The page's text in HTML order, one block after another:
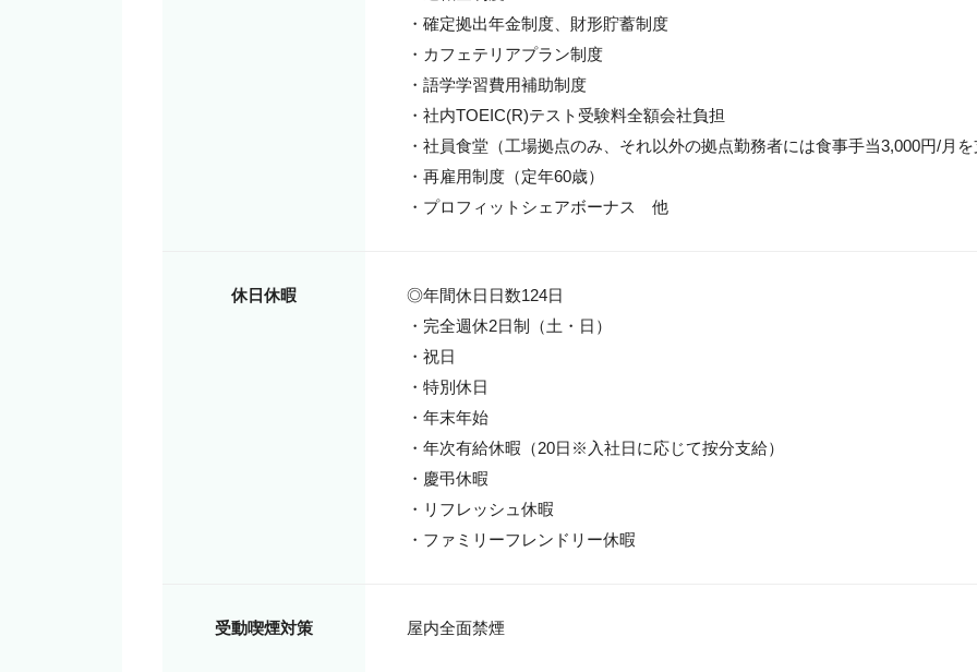
・確定拠出年金制度、財形貯蓄制度
・カフェテリアプラン制度
・語学学習費用補助制度
・社内TOEIC(R)テスト受験料全額会社負担
・社員食堂（工場拠点のみ、それ以外の拠点勤務者には食事手当3,000円/月
・再雇用制度（定年60歳）
・プロフィットシェアボーナス　他
休日休暇
◎年間休日日数124日
・完全週休2日制（土・日）
・祝日
・特別休日
・年末年始
・年次有給休暇（20日※入社日に応じて按分支給）
・慶弔休暇
・リフレッシュ休暇
・ファミリーフレンドリー休暇
受動喫煙対策